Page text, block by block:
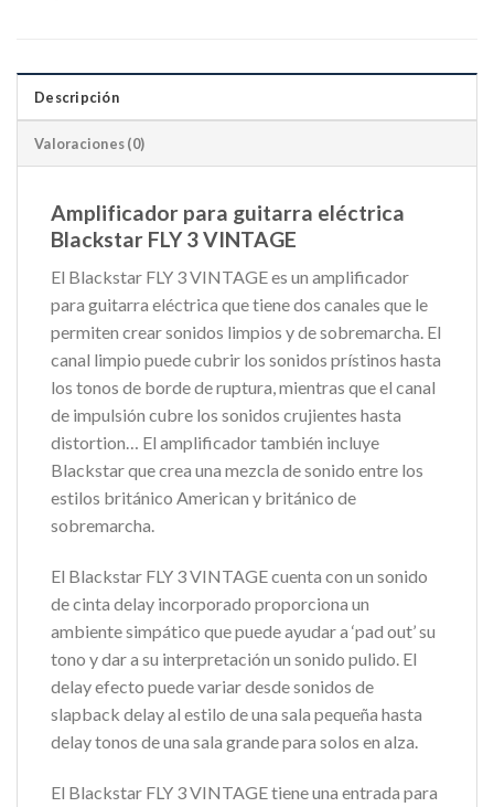
Descripción
Valoraciones (0)
Amplificador para guitarra eléctrica
Blackstar FLY 3 VINTAGE
El Blackstar FLY 3 VINTAGE es un amplificador
para guitarra eléctrica que tiene dos canales que le
permiten crear sonidos limpios y de sobremarcha. El
canal limpio puede cubrir los sonidos prístinos hasta
los tonos de borde de ruptura, mientras que el canal
de impulsión cubre los sonidos crujientes hasta
distortion… El amplificador también incluye
Blackstar que crea una mezcla de sonido entre los
estilos británico American y británico de
sobremarcha.
El Blackstar FLY 3 VINTAGE cuenta con un sonido
de cinta delay incorporado proporciona un
ambiente simpático que puede ayudar a ‘pad out’ su
tono y dar a su interpretación un sonido pulido. El
delay efecto puede variar desde sonidos de
slapback delay al estilo de una sala pequeña hasta
delay tonos de una sala grande para solos en alza.
El Blackstar FLY 3 VINTAGE tiene una entrada para